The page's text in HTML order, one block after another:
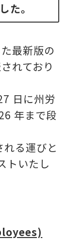
た。
最新版の
れており
日に州労
年まで段
る運びと
トいたし